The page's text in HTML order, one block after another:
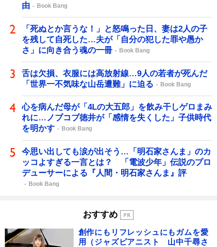
由
Book Bang
「死ぬとか言うな！」と怒鳴った日、妻は2人の子
を残して自死した…夫が「自分の犯した罪や愚か
さ」に向き合う魂の一冊
Book Bang
舌は欠損、衣服には高放射線…9人の若者が死んだ
「世界一不気味な山岳遭難」に迫る
Book Bang
心を病んだ母が「4Lの大五郎」を飲み干しゲロまみ
れに…ノブコブ徳井が「感情を失くした」子供時代
を明かす
Book Bang
今思い出しても涙が出そう…「明石家さんま」のカ
ッコよすぎる一言とは？ 「電波少年」伝説のプロ
デューサーによる『人間・明石家さんま』評
Book Bang
おすすめ
創作にもリフレッシュにもガムを愛
用（ジャズピアニスト 山中千尋さ